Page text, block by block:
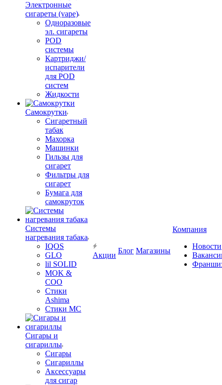
Электронные
сигареты (vape)
Одноразовые
эл. сигареты
POD
системы
Картриджи/
испарители
для POD
систем
Жидкости
Самокрутки
Сигаретный
табак
Махорка
Машинки
Гильзы для
сигарет
Фильтры для
сигарет
Бумага для
самокруток
Системы
нагревания табака
IQOS
GLO
lil SOLID
MOK &
COO
Стики
Ashima
Стики MC
Сигары и
сигариллы
Сигары
Сигариллы
Аксессуары
для сигар
Акции
Блог Магазины
Компания
Новости